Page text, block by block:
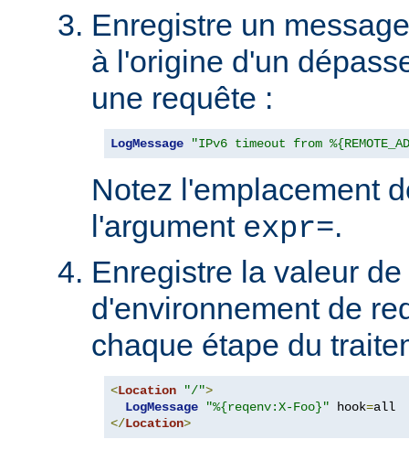
Enregistre un
à l'origine d'un
une requête :
LogMessage "IPv6 timeout from
Notez l'emplacement
l'argument expr=.
Enregistre la valeur
d'environnement de
chaque étape du
<Location "/">
LogMessage
"%{reqenv:X-Foo}" hook=
</Location>